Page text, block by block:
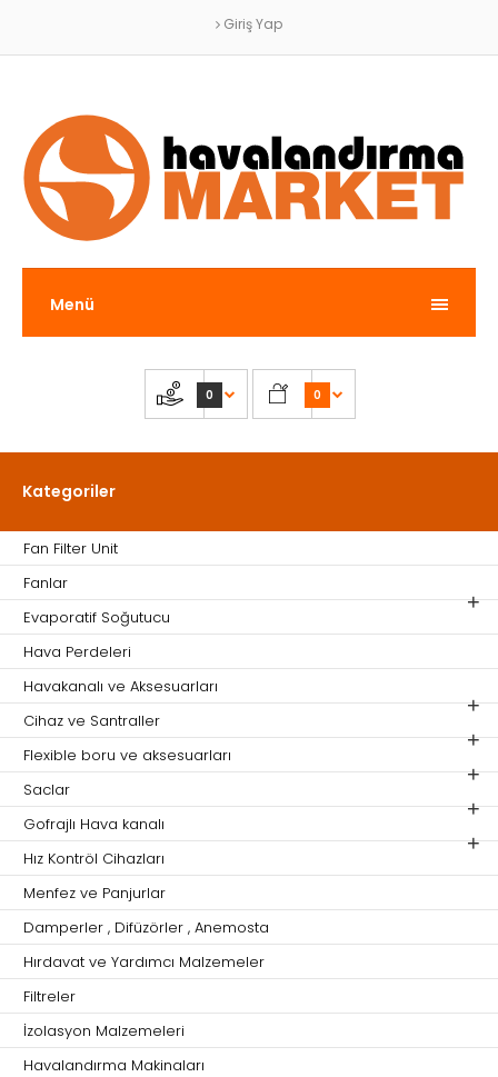
Giriş Yap
Menü
0 0
Kategoriler
Fan Filter Unit
Fanlar
Evaporatif Soğutucu
Hava Perdeleri
Havakanalı ve Aksesuarları
Cihaz ve Santraller
Flexible boru ve aksesuarları
Saclar
Gofrajlı Hava kanalı
Hız Kontröl Cihazları
Menfez ve Panjurlar
Damperler , Difüzörler , Anemosta
Hırdavat ve Yardımcı Malzemeler
Filtreler
İzolasyon Malzemeleri
Havalandırma Makinaları